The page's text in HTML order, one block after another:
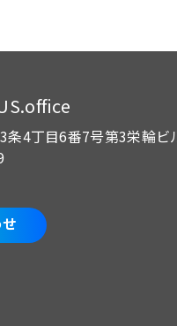
条4丁目6番7号第3栄輪ビ